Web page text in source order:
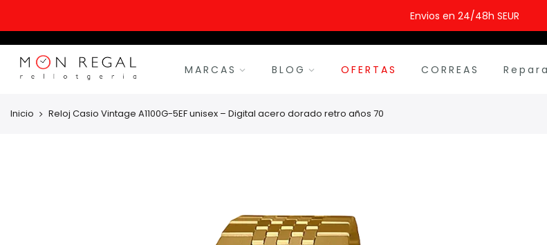
Envios en 24/48h SEUR
MARCAS BLOG OFERTAS CORREAS
Inicio Reloj Casio Vintage A1100G-5EF unisex – Digital acero dorado retro años 70